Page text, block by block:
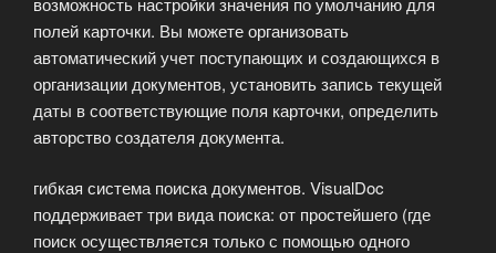
полей карточки. Вы можете организовать
автоматический учет поступающих и создающихся в
организации документов, установить запись текущей
даты в соответствующие поля карточки, определить
авторство создателя документа.
гибкая система поиска документов. VisualDoc
поддерживает три вида поиска: от простейшего (где
поиск осуществляется только с помощью одного